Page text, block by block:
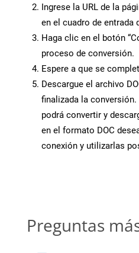
Ingrese la URL de la
en el cuadro de entrada
Haga clic en el botón
proceso de conversión.
Espere a que se
Descargue el archivo
finalizada la
podrá convertir y
en el formato DOC
conexión y utilizarlas
Preguntas